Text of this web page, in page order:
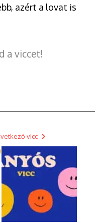
azért a lovat is
a viccet!
vicc